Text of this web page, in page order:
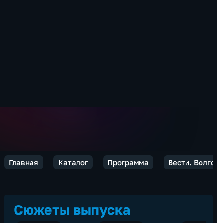
Главная Каталог Программа Вести.
Сюжеты выпуска